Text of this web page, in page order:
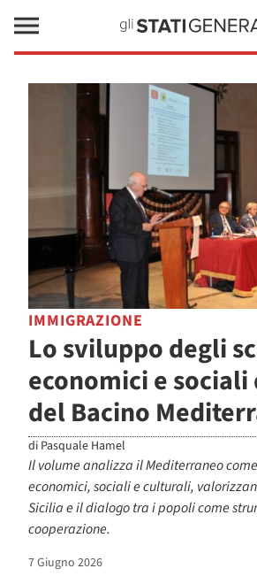
IMMIGRAZIONE
Lo sviluppo degli
economici e sociali
del Bacino
di Pasquale Hamel
Il volume analizza il Mediterraneo
economici, sociali e culturali,
Sicilia e il dialogo tra i popoli come
cooperazione.
7 Giugno 2026